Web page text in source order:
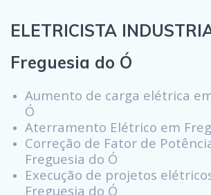
ELETRICISTA
Freguesia do Ó
Aumento de carga elétrica
Ó
Aterramento Elétrico em
Correção de Fator de
Freguesia do Ó
Execução de projetos
Freguesia do Ó